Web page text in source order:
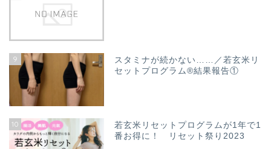
9
スタミナが続かない……／若玄米リ
セットプログラム®結果報告①
10
若玄米リセットプログラムが1年で1
番お得に！ リセット祭り2023